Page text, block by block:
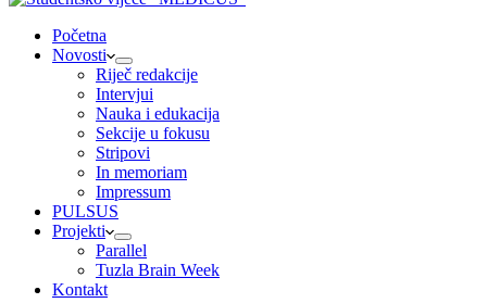
Početna
Novosti
Riječ redakcije
Intervjui
Nauka i edukacija
Sekcije u fokusu
Stripovi
In memoriam
Impressum
PULSUS
Projekti
Parallel
Tuzla Brain Week
Kontakt